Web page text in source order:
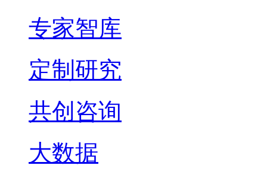
专家智库
定制研究
共创咨询
大数据